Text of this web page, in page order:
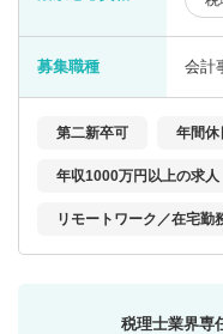
募集職種 会計
第二新卒可 年間
年収1000万円以上の求人
リモートワーク／在宅勤
税理士業界専